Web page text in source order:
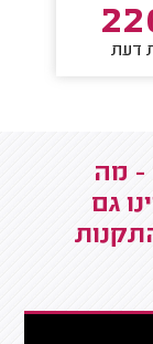
דעת
- מה
גם